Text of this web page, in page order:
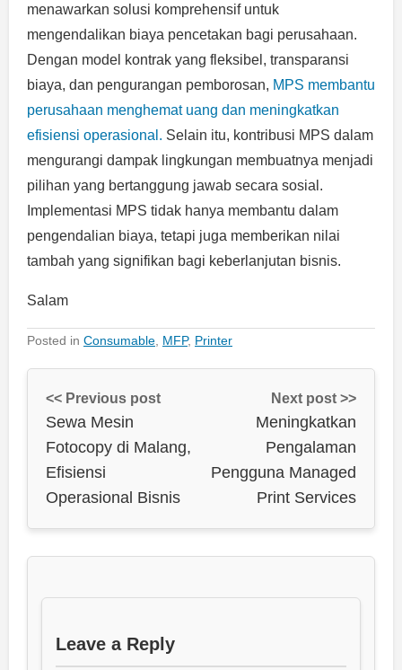
menawarkan solusi komprehensif untuk
mengendalikan biaya pencetakan bagi perusahaan.
Dengan model kontrak yang fleksibel, transparansi
biaya, dan pengurangan pemborosan, MPS membantu
perusahaan menghemat uang dan meningkatkan
efisiensi operasional. Selain itu, kontribusi MPS dalam
mengurangi dampak lingkungan membuatnya menjadi
pilihan yang bertanggung jawab secara sosial.
Implementasi MPS tidak hanya membantu dalam
pengendalian biaya, tetapi juga memberikan nilai
tambah yang signifikan bagi keberlanjutan bisnis.
Salam
Posted in Consumable, MFP, Printer
<< Previous post
Sewa Mesin
Fotocopy di Malang,
Efisiensi
Operasional Bisnis
Next post >>
Meningkatkan
Pengalaman
Pengguna Managed
Print Services
Leave a Reply